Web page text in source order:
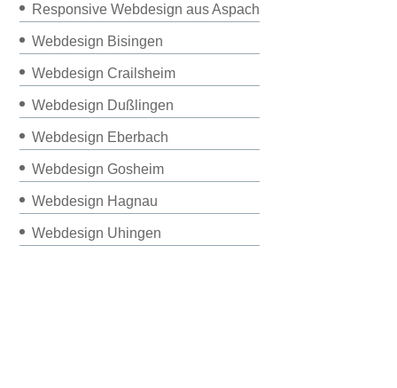
Responsive Webdesign aus Aspach
Webdesign Bisingen
Webdesign Crailsheim
Webdesign Dußlingen
Webdesign Eberbach
Webdesign Gosheim
Webdesign Hagnau
Webdesign Uhingen